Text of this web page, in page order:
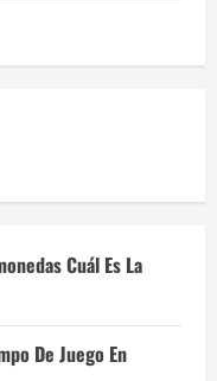
Cuál Es La
De Juego En